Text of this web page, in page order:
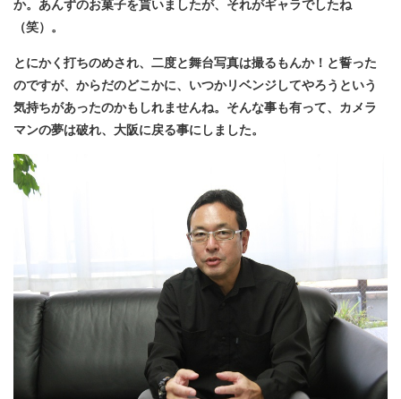
か。あんずのお菓子を貰いましたが、それがギャラでしたね
（笑）。
とにかく打ちのめされ、二度と舞台写真は撮るもんか！と誓った
のですが、からだのどこかに、いつかリベンジしてやろうという
気持ちがあったのかもしれませんね。そんな事も有って、カメラ
マンの夢は破れ、大阪に戻る事にしました。